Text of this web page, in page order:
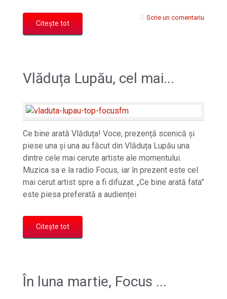
Citește tot
Scrie un comentariu
Vlăduța Lupău, cel mai...
Ce bine arată Vlăduța! Voce, prezență scenică și
piese una și una au făcut din Vlăduța Lupău una
dintre cele mai cerute artiste ale momentului.
Muzica sa e la radio Focus, iar în prezent este cel
mai cerut artist spre a fi difuzat. „Ce bine arată fata”
este piesa preferată a audienței
Citește tot
În luna martie, Focus ...